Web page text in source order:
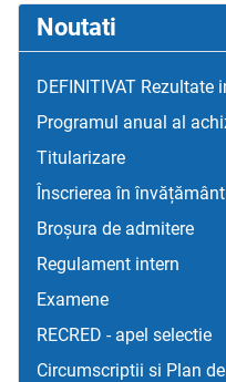
Noutati
DEFINITIVAT Rezultate
Programul anual al
Titularizare
Înscrierea în
Broșura de admitere
Regulament intern
Examene
RECRED - apel selectie
Circumscriptii si Plan